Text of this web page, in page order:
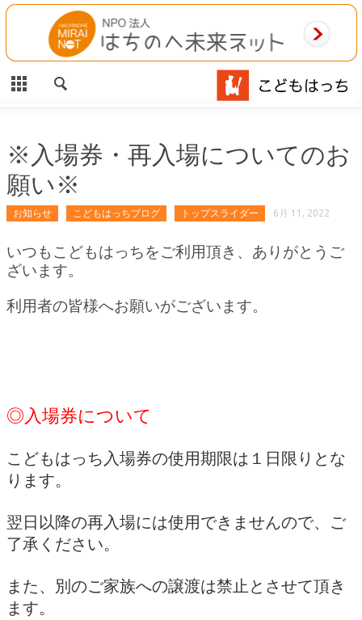
CLOSE
HOME
施設案内
相談事業
MAP
お問合わせ
運営団体
※入場券・再入場についてのお
願い※
お知らせ こどもはっちブログ トップスライダー 6月 11, 2022
いつもこどもはっちをご利用頂き、ありがとうご
ざいます。
利用者の皆様へお願いがございます。
◎入場券について
こどもはっち入場券の使用期限は１日限りとな
ります。
翌日以降の再入場には使用できませんので、ご
了承ください。
また、別のご家族への譲渡は禁止とさせて頂き
ます。